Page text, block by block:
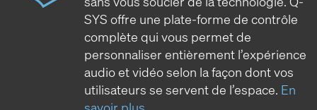
SYS offre une plate-forme de contrôle
complète qui vous permet de
personnaliser entièrement l’expérience
audio et vidéo selon la façon dont vos
utilisateurs se servent de l’espace. En